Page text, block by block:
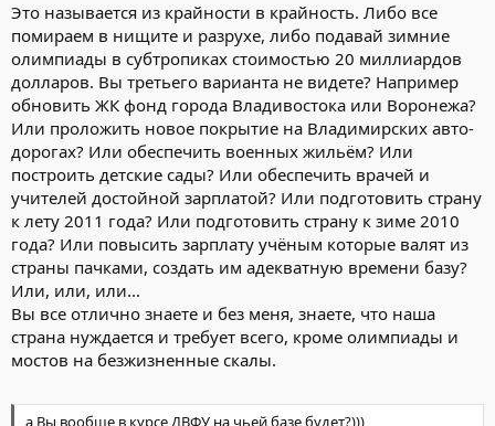
Это называется из крайности в крайность. Либо все
помираем в нищите и разрухе, либо подавай зимние
олимпиады в субтропиках стоимостью 20 миллиардов
долларов. Вы третьего варианта не видете? Например
обновить ЖК фонд города Владивостока или Воронежа?
Или проложить новое покрытие на Владимирских авто-
дорогах? Или обеспечить военных жильём? Или
построить детские сады? Или обеспечить врачей и
учителей достойной зарплатой? Или подготовить страну
к лету 2011 года? Или подготовить страну к зиме 2010
года? Или повысить зарплату учёным которые валят из
страны пачками, создать им адекватную времени базу?
Или, или, или...
Вы все отлично знаете и без меня, знаете, что наша
страна нуждается и требует всего, кроме олимпиады и
мостов на безжизненные скалы.
а Вы вообще в курсе ДВФУ на чьей базе будет?)))